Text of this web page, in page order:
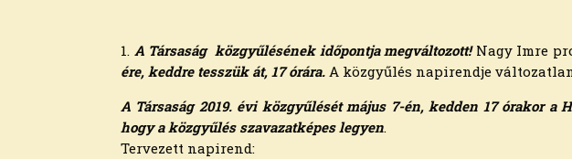
1. A Társaság közgyűlésének időpontja megváltozott! Nagy Imre
ére, keddre tesszük át, 17 órára. A közgyűlés napirendje
A Társaság 2019. évi közgyűlését május 7-én, kedden 17 órakor a
hogy a közgyűlés szavazatképes legyen.
Tervezett napirend:
Archívum
2026. augusztus
2026. július
2026. június